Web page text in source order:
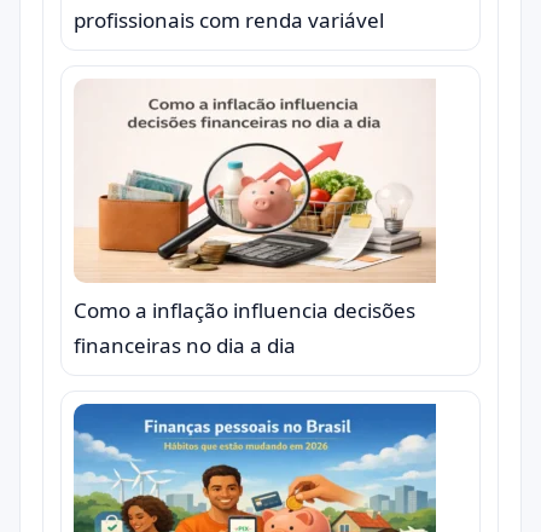
profissionais com renda variável
Como a inflação influencia decisões
financeiras no dia a dia